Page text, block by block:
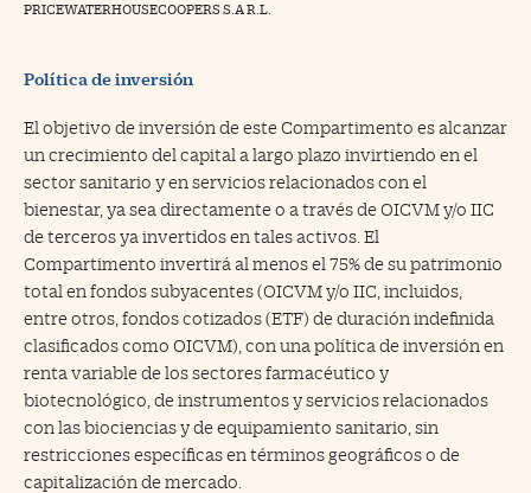
PRICEWATERHOUSECOOPERS S.A R.L.
Política de inversión
El objetivo de inversión de este Compartimento es alcanzar
un crecimiento del capital a largo plazo invirtiendo en el
sector sanitario y en servicios relacionados con el
bienestar, ya sea directamente o a través de OICVM y/o IIC
de terceros ya invertidos en tales activos. El
Compartimento invertirá al menos el 75% de su patrimonio
total en fondos subyacentes (OICVM y/o IIC, incluidos,
entre otros, fondos cotizados (ETF) de duración indefinida
clasificados como OICVM), con una política de inversión en
renta variable de los sectores farmacéutico y
biotecnológico, de instrumentos y servicios relacionados
con las biociencias y de equipamiento sanitario, sin
restricciones específicas en términos geográficos o de
capitalización de mercado.